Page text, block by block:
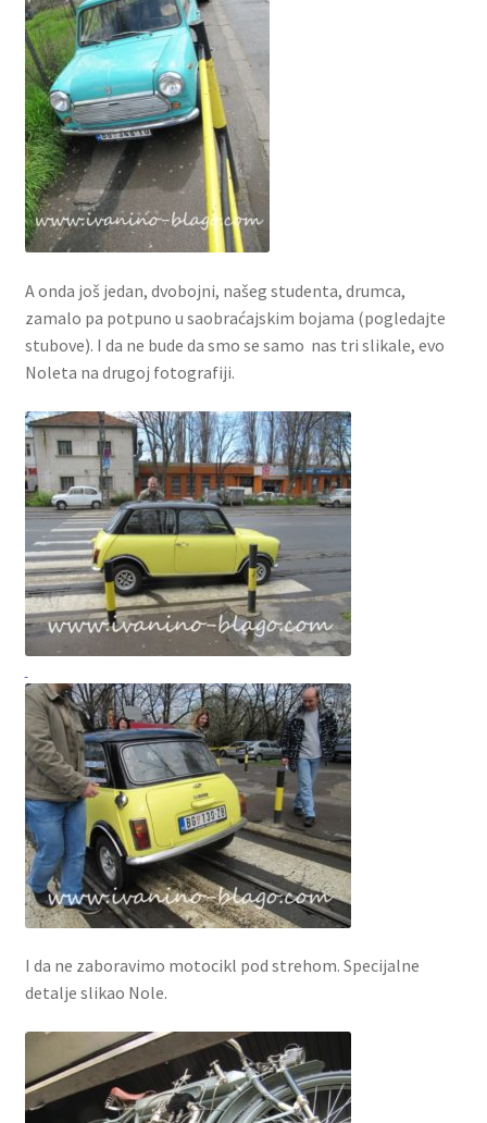
A onda još jedan, dvobojni, našeg studenta, drumca,
zamalo pa potpuno u saobraćajskim bojama (pogledajte
stubove). I da ne bude da smo se samo nas tri slikale, evo
Noleta na drugoj fotografiji.
I da ne zaboravimo motocikl pod strehom. Specijalne
detalje slikao Nole.